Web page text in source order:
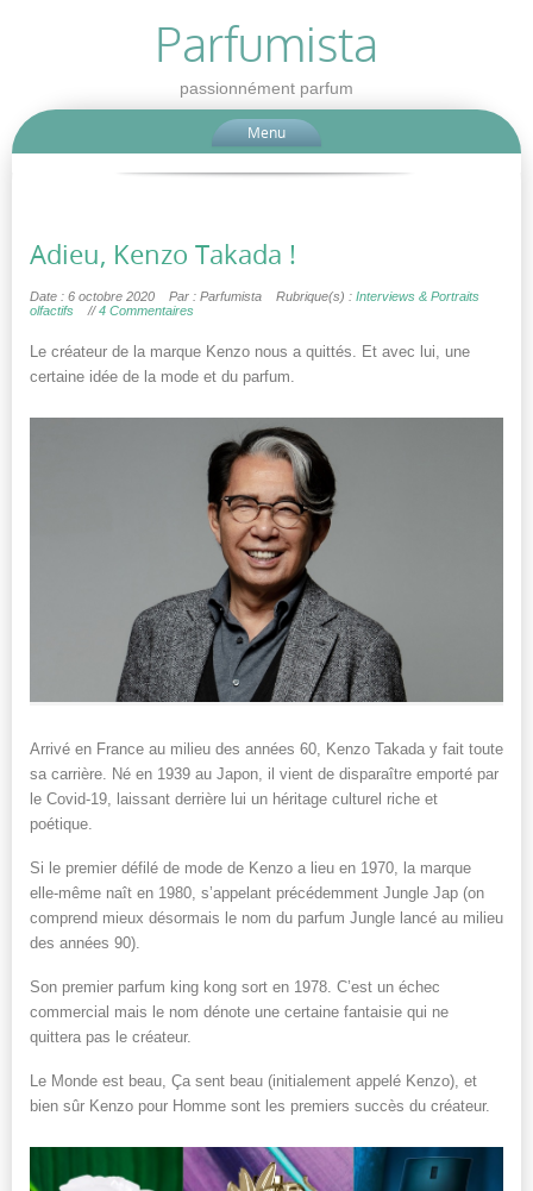
Parfumista
passionnément parfum
Menu
Adieu, Kenzo Takada !
Date : 6 octobre 2020 Par : Parfumista Rubrique(s) : Interviews & Portraits
olfactifs
//4 Commentaires
Le créateur de la marque Kenzo nous a quittés. Et avec lui, une
certaine idée de la mode et du parfum.
Arrivé en France au milieu des années 60, Kenzo Takada y fait toute
sa carrière. Né en 1939 au Japon, il vient de disparaître emporté par
le Covid-19, laissant derrière lui un héritage culturel riche et
poétique.
Si le premier défilé de mode de Kenzo a lieu en 1970, la marque
elle-même naît en 1980, s’appelant précédemment Jungle Jap (on
comprend mieux désormais le nom du parfum Jungle lancé au milieu
des années 90).
Son premier parfum king kong sort en 1978. C’est un échec
commercial mais le nom dénote une certaine fantaisie qui ne
quittera pas le créateur.
Le Monde est beau, Ça sent beau (initialement appelé Kenzo), et
bien sûr Kenzo pour Homme sont les premiers succès du créateur.